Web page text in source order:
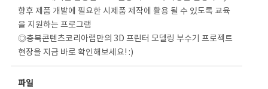
향후 제품 개발에 필요한 시제품 제작에 활용 될 수 있도록 교육
을 지원하는 프로그램
◎충북콘텐츠코리아랩만의 3D 프린터 모델링 부수기 프로젝트
현장을 지금 바로 확인해보세요! :)
파일